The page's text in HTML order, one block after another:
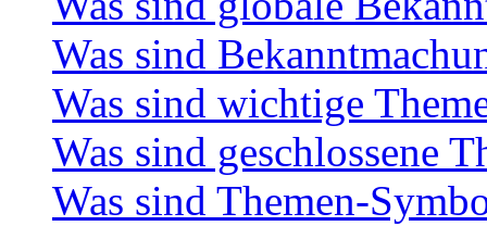
Was sind
Was sind wichtige
Was sind geschlossene
Was sind Themen-